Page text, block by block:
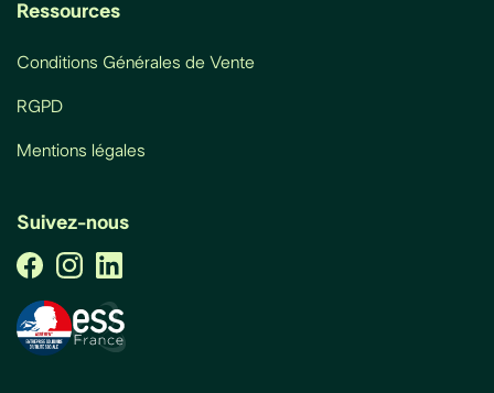
Ressources
Conditions Générales de Vente
RGPD
Mentions légales
Suivez-nous